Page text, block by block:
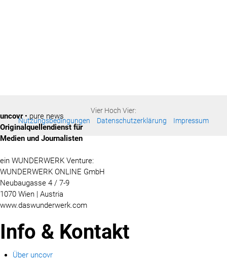
Vier Hoch Vier:
Nutzungsbedingungen
Datenschutzerklärung Impressum
uncovr• pure news
Originalquellendienst für
Medien und Journalisten
ein WUNDERWERK Venture:
WUNDERWERK ONLINE GmbH
Neubaugasse 4 / 7-9
1070 Wien | Austria
www.daswunderwerk.com
Info & Kontakt
Über uncovr